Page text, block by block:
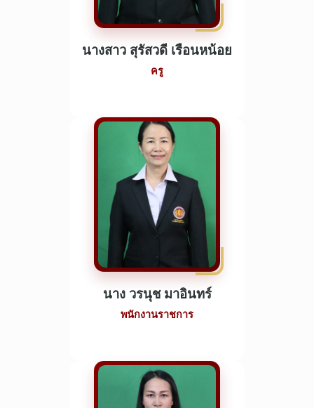
นางสาว สุรัสวดี เรือนหน้อย
ครู
นาง วรนุช มาอินทร์
พนักงานราชการ